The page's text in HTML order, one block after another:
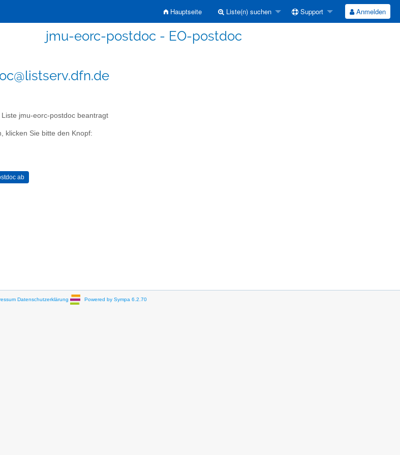
Hauptseite Liste(n) suchen Support Anmelden
jmu-eorc-postdoc - EO-postdoc
jmu-eorc-postdoc beantragt
klicken Sie bitte den Knopf:
Datenschutzerklärung Powered by Sympa 6.2.70